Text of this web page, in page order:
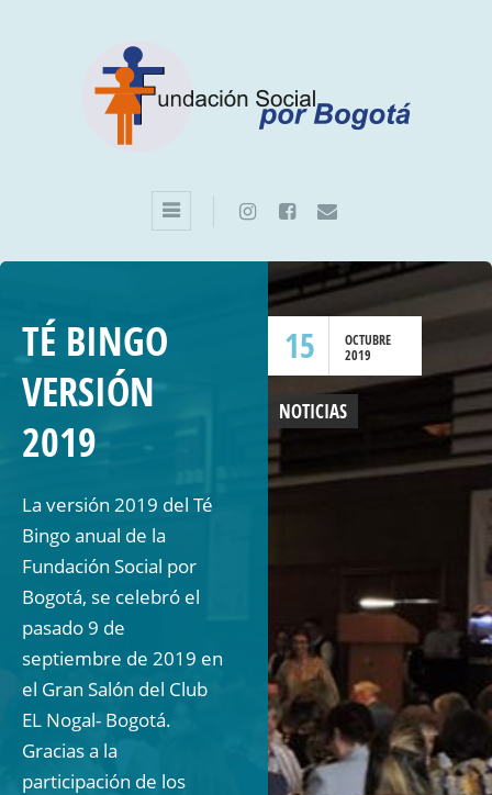
15
OCTUBRE
2019
TÉ BINGO
VERSIÓN
2019
NOTICIAS
La versión 2019 del Té
Bingo anual de la
Fundación Social por
Bogotá, se celebró el
pasado 9 de
septiembre de 2019 en
el Gran Salón del Club
EL Nogal- Bogotá.
Gracias a la
participación de los